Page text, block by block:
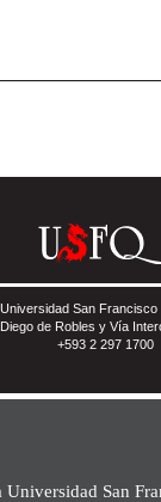
Universidad San Francisco
Diego de Robles y Vía
+593 2 297 1700
San